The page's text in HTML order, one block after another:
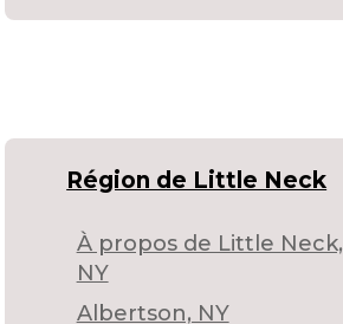
Région de Little Neck
À propos de Little Neck,
NY
Albertson, NY